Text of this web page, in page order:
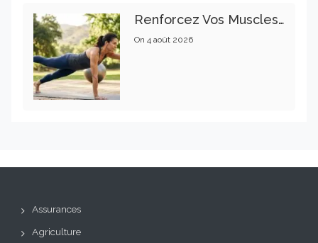
Renforcez Vos Muscles Profonds Pour Apaiser Votre Mal De Dos
On 4 août 2026
Assurances
Agriculture